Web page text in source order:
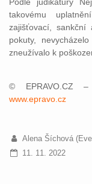
takovému
zajišťovací, sankční
pokuty,
zneužívalo k
© EPRAVO.CZ
www.epravo.cz
Alena Šíchová
11. 11. 2022